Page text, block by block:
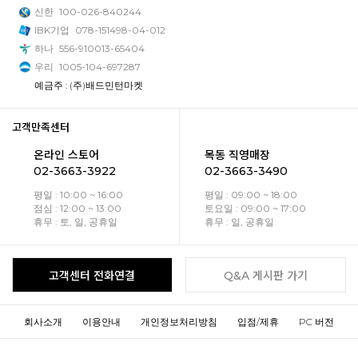
신한 100-026-840244
IBK기업
078-151498-04-012
하나 556-910013-65404
우리 1005-104-697287
예금주 : (주)배드민턴마켓
고객만족센터
온라인 스토어
02-3663-3922
평일 : 10:00 ~ 16:00
점심 : 12:00 ~ 13:00
휴무 : 토, 일, 공휴일
목동 직영매장
02-3663-3490
평일 : 09:00 ~ 18:00
토요일 : 09:00 ~ 17:00
휴무 : 일, 공휴일
고객센터 전화연결 Q&A 게시판 가기
회사소개 이용안내 개인정보처리방침 입점/제휴 PC 버전